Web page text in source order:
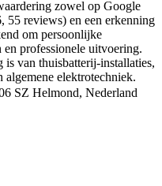
zowel op Google
55 reviews) en een erkenning
om persoonlijke
professionele uitvoering.
van thuisbatterij-installaties,
elektrotechniek.
SZ Helmond, Nederland